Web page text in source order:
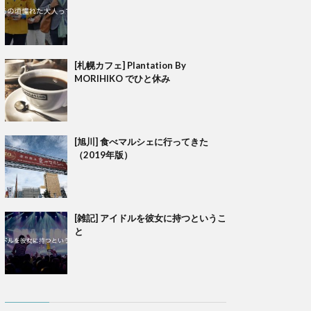
[札幌カフェ] Plantation By
MORIHIKO でひと休み
[旭川] 食べマルシェに行ってきた
（2019年版）
[雑記] アイドルを彼女に持つというこ
と